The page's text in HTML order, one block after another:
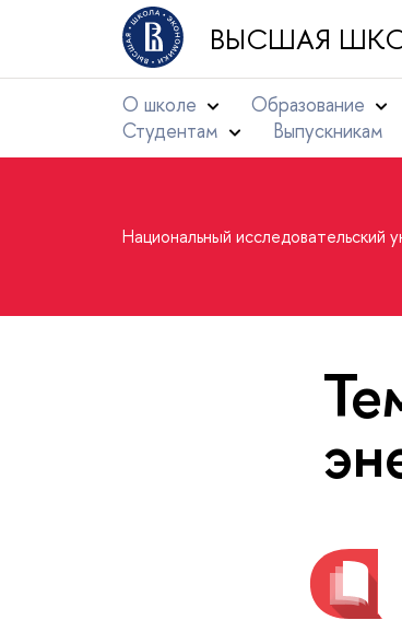
ВЫСШАЯ
О школе Образование
Студентам
Выпускникам
Национальный исследовательский